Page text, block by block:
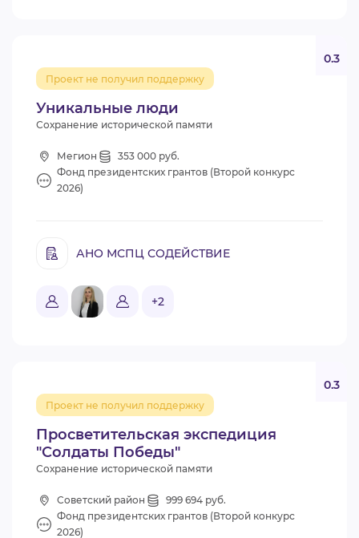
Уникальные люди
Проект не получил поддержку
0.3
Сохранение исторической памяти
Мегион
353 000 руб.
Фонд президентских грантов (Второй конкурс
2026)
АНО МСПЦ СОДЕЙСТВИЕ
+2
Просветительская экспедиция
"Солдаты Победы"
Проект не получил поддержку
0.3
Сохранение исторической памяти
Советский район
999 694 руб.
Фонд президентских грантов (Второй конкурс
2026)